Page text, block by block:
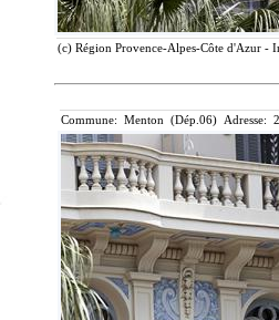
(c) Région Provence-Alpes-Côte d'Azur -
Commune: Menton (Dép.06) Adresse: